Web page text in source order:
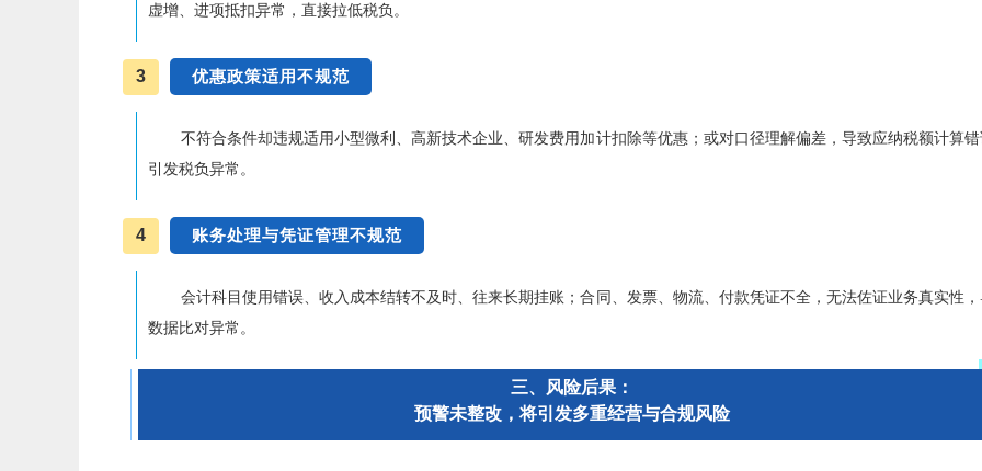
虚增、进项抵扣异常，直接拉低税负。
3 优惠政策适用不规范
不符合条件却违规适用小型微利、高新技术企业、研发费用加计扣除等优惠；或对口径理解偏差，导致应纳税额计算
引发税负异常。
4 账务处理与凭证管理不规范
会计科目使用错误、收入成本结转不及时、往来长期挂账；合同、发票、物流、付款凭证不全，无法佐证业务真实性
数据比对异常。
三、风险后果：
预警未整改，将引发多重经营与合规风险